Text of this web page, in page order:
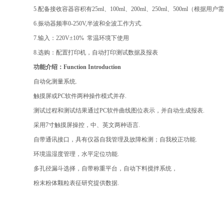
5.配备接收容器容积有25ml、100ml、200ml、250ml、500ml（根据用户需
6.振动器频率0-250V,半波和全波工作方式.
7.输入：220V±10% 常温环境下使用
8.选购： 配置打印机，自动打印测试数据及报表
功能介绍：Function Introduction
自动化测量系统.
触摸屏或PC软件两种操作模式并存.
测试过程和测试结果通过PC软件曲线图位表示，并自动生成报表.
采用7寸触摸屏操控，中、英文两种语言.
自带通讯接口，具有仪器自我管理及故障检测；自我校正功能.
环境温湿度管理，水平定位功能.
多孔径漏斗选择，自带称重平台，自动下料搅拌系统，
粉末粉体颗粒表征研究提供数据.